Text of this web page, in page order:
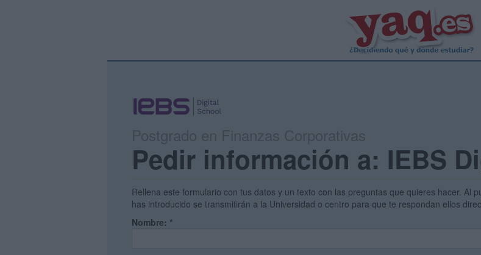
Pedir información a: IEBS
Rellena este formulario con tus datos y un texto con las preguntas que quieres hacer. Al
has introducido se transmitirán a la Universidad o centro para que te respondan ellos
Nombre: *